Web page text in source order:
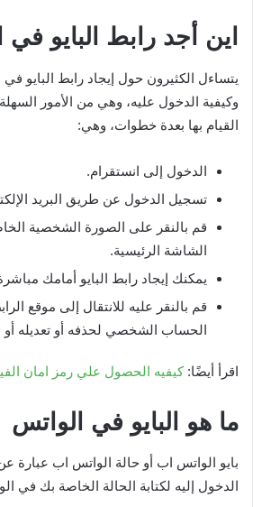
اين أجد رابط البايو في
يتساءل الكثيرون حول إيجاد رابط البايو
وكيفية الدخول عليه، وهي من الأمور
القيام بها بعدة خطوات، وهي:
الدخول إلى انستقرام.
تسجيل الدخول عن طريق البريد
قم بالنقر على الصورة الشخصية
الشاشة الرئيسية.
يمكنك إيجاد رابط البايو أمامك
قم بالنقر عليه للانتقال إلى موقع
الحساب الشخصي لحذفه أو تعديله
اقرأ أيضًا:كيفيه الحصول علي رمز امان
ما هو البايو في الواتس
بايو الواتس اب أو حالة الواتس اب
الدخول إليه لكتابة الحالة الخاصة بك في